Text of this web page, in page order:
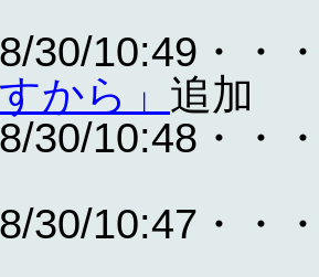
30/10:49・・
から」 追加
30/10:48・・
30/10:47・・